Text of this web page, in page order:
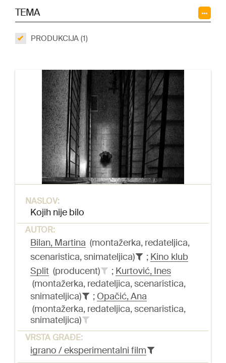
TEMA
PRODUKCIJA (1)
NASLOV:
Kojih nije bilo
AUTOR:
Bilan, Martina (montažerka, redateljica,
scenaristica, snimateljica)
; Kino klub
Split (producent) ; Kurtović, Ines
(montažerka, redateljica, scenaristica,
snimateljica)
; Opačić, Ana
(montažerka, redateljica, scenaristica,
snimateljica)
VRSTA GRAĐE:
igrano / eksperimentalni film